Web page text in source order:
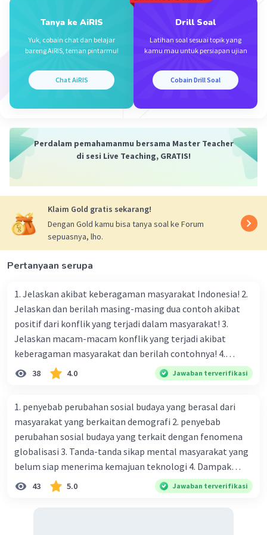
Beri Rating·0.0
Tanya ke AiRIS
Yuk, cobain chat dan belajar
bareng AiRIS, teman pintarmu!
Chat AiRIS
Drill Soal
Latihan soal sesuai topik yang
kamu mau untuk persiapan ujian
Cobain Drill Soal
Perdalam pemahamanmu bersama Master Teacher
di sesi Live Teaching, GRATIS!
Klaim Gold gratis sekarang!
Dengan Gold kamu bisa tanya soal ke Forum
sepuasnya, lho.
Pertanyaan serupa
1. Jelaskan akibat keberagaman masyarakat Indonesia! 2.
Jelaskan dan berilah masing-masing dua contoh akibat
positif dari konflik yang terjadi dalam masyarakat! 3.
Jelaskan macam-macam konflik yang terjadi akibat
keberagaman masyarakat dan berilah contohnya! 4.
Mengapa dalam masyarakat yang memiliki keberagaman
bahasa, dan budaya. Berdasarkan pernyataan tersebut,
apa yang dapat kalian lakukan untuk menjaga
keberagaman supaya terhindar dari konflik?
38 4.0 Jawaban terverifikasi
1. penyebab perubahan sosial budaya yang berasal dari
masyarakat yang berkaitan demografi 2. penyebab
perubahan sosial budaya yang terkait dengan fenomena
globalisasi 3. Tanda-tanda sikap mental masyarakat yang
belum siap menerima kemajuan teknologi 4. Dampak
modernisasi dalam kehidupan sosial masyarakat 5.
Kegiatan manusia di bidang ekonomi yang menunjukkan
43 5.0 Jawaban terverifikasi